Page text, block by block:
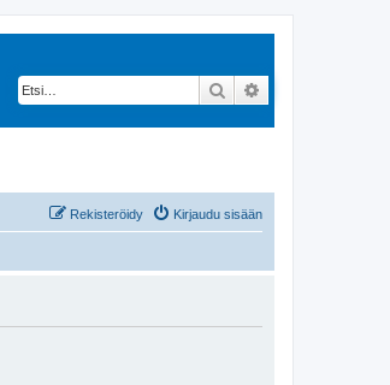
Etsi
Kirjaudu sisään
Rekisteröidy